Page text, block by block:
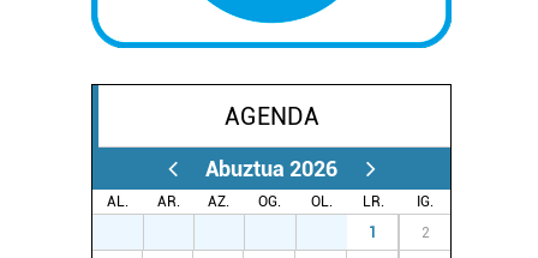
AGENDA
Abuztua 2026
AL. AR. AZ. OG. OL. LR.
IG.
1 2